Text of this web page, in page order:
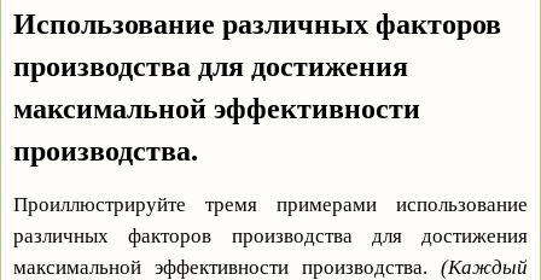
Использование различных факторов
производства для достижения
максимальной эффективности
производства.
Проиллюстрируйте тремя примерами использование
различных факторов производства для достижения
максимальной эффективности производства. (Каждый